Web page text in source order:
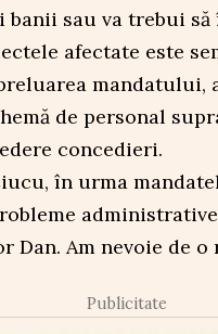
sau va trebui
afectate este
mandatului,
de personal
concedieri.
în urma
Dan. Am nevoie de o
Publicitate